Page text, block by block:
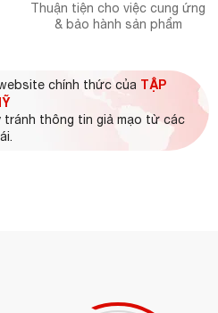
Thuận tiện cho việc cung ứng
& bảo hành sản phẩm
chính thức của TẬP
tránh thông tin giả mạo từ các